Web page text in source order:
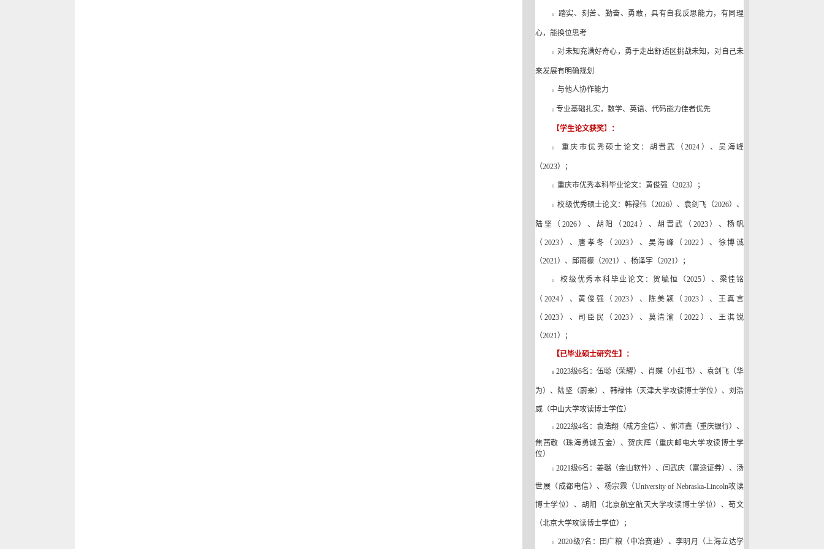
l 踏实、刻苦、勤奋、勇敢，具有自我反思能力，有同理
心，能换位思考
l 对未知充满好奇心，勇于走出舒适区挑战未知，对自己未
来发展有明确规划
l 与他人协作能力
l 专业基础扎实， 数学、英语、代码能力佳者优先
【学生论文获奖】 ：
l 重庆市优秀硕士论文： 胡晋武（2024）、吴海峰
（2023）；
l 重庆市优秀本科毕业论文： 黄俊强（2023）；
l 校级优秀硕士论文：韩禄伟（2026）、袁剑飞（2026）、
陆坚（2026）、 胡阳 （2024） 、胡晋武 （2023） 、杨帆
（2023） 、唐孝冬 （2023）、 吴海峰（2022）、 徐博诚
（2021） 、邱雨檬 （2021） 、杨泽宇 （2021） ；
l 校级优秀本科毕业论文：贺毓恒（2025）、梁佳铭
（ 2024）、黄俊强（ 2023）、陈美颖（2023 ）、王真言
（ 2023）、司臣民（ 2023）、莫清渝（2022 ）、王淇锐
（2021）；
【已毕业硕士研究生】：
l 2023级6名： 伍聪（荣耀）、肖蝶（小红书）、袁剑飞（华
为）、陆坚（蔚来）、 韩禄伟（天津大学攻读博士学位）、刘浩
威（中山大学攻读博士学位）
l 2022级4名： 袁浩翔（成方金信）、郭沛鑫（重庆银行）、
焦茜敬（珠海勇诚五金）、贺庆辉（重庆邮电大学攻读博士学
位）
l 2021级6名：姜璐（金山软件）、闫武庆（富途证券）、汤
世展（成都电信）、杨宗霖（University of Nebraska-Lincoln攻读
博士学位）、胡阳（北京航空航天大学攻读博士学位）、苟文
（北京大学攻读博士学位）；
l 2020级7名：田广粮（中冶赛迪）、李明月（上海立达学